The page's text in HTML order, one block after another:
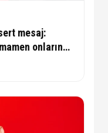
mesaj:
onların